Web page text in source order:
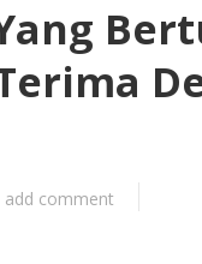
add comment